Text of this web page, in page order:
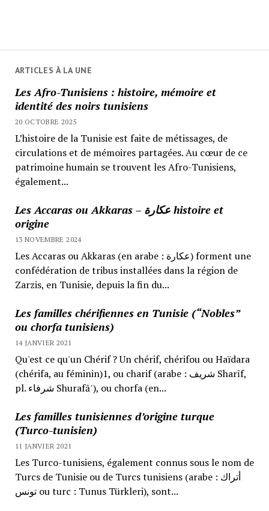
ARTICLES À LA UNE
Les Afro-Tunisiens : histoire, mémoire et
identité des noirs tunisiens
20 OCTOBRE 2025
L’histoire de la Tunisie est faite de métissages, de
circulations et de mémoires partagées. Au cœur de ce
patrimoine humain se trouvent les Afro-Tunisiens,
également...
Les Accaras ou Akkaras – عكارة histoire et
origine
13 NOVEMBRE 2024
Les Accaras ou Akkaras (en arabe : عكارة) forment une
confédération de tribus installées dans la région de
Zarzis, en Tunisie, depuis la fin du...
Les familles chérifiennes en Tunisie (“Nobles”
ou chorfa tunisiens)
14 JANVIER 2021
Qu'est ce qu'un Chérif ? Un chérif, chérifou ou Haïdara
(chérifa, au féminin)1, ou charif (arabe : شريف Sharīf,
pl. شرفاء Shurafāʾ), ou chorfa (en...
Les familles tunisiennes d’origine turque
(Turco-tunisien)
11 JANVIER 2021
Les Turco-tunisiens, également connus sous le nom de
Turcs de Tunisie ou de Turcs tunisiens (arabe : أتراك
تونس ou turc : Tunus Türkleri), sont...